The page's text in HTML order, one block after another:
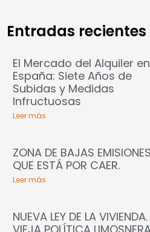
Entradas recientes
El Mercado del Alquiler en
España: Siete Años de
Subidas y Medidas
Infructuosas
Leer más
ZONA DE BAJAS
QUE ESTÁ POR CAER.
Leer más
NUEVA LEY DE LA VIVIENDA.